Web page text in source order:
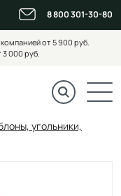
8 800 301-30-80
от 5 900 руб.
000 руб.
угольники,